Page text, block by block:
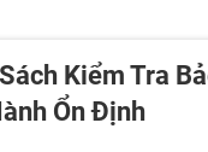
Kiểm Tra
Ổn Định